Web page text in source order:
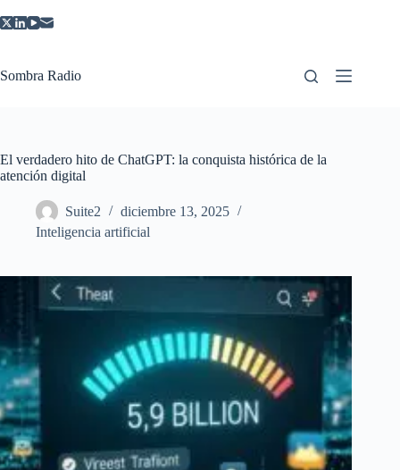
al
Sombra Radio
El verdadero hito de ChatGPT: la conquista histórica de la
atención digital
Suite2
diciembre 13, 2025
Inteligencia artificial